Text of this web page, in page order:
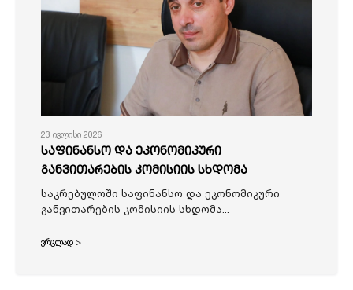
23 ივლისი 2026
საფინანსო და ეკონომიკური
განვითარების კომისიის სხდომა
საკრებულოში საფინანსო და ეკონომიკური
განვითარების კომისიის სხდომა...
ვრცლად >